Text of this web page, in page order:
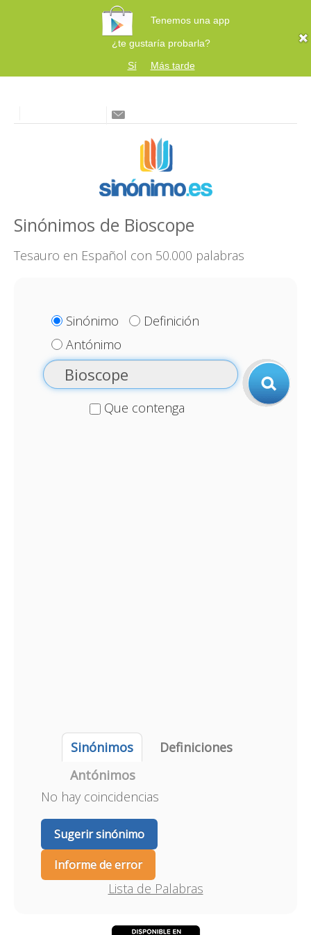
Tenemos una app
¿te gustaría probarla?
Sí
Más tarde
Sinónimos de Bioscope
Tesauro en Español con 50.000 palabras
Sinónimo
Definición
Antónimo
Que contenga
Sinónimos
Definiciones
Antónimos
No hay coincidencias
Sugerir sinónimo
Informe de error
Lista de Palabras